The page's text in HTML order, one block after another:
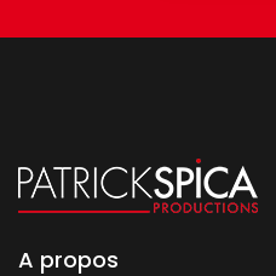
A propos